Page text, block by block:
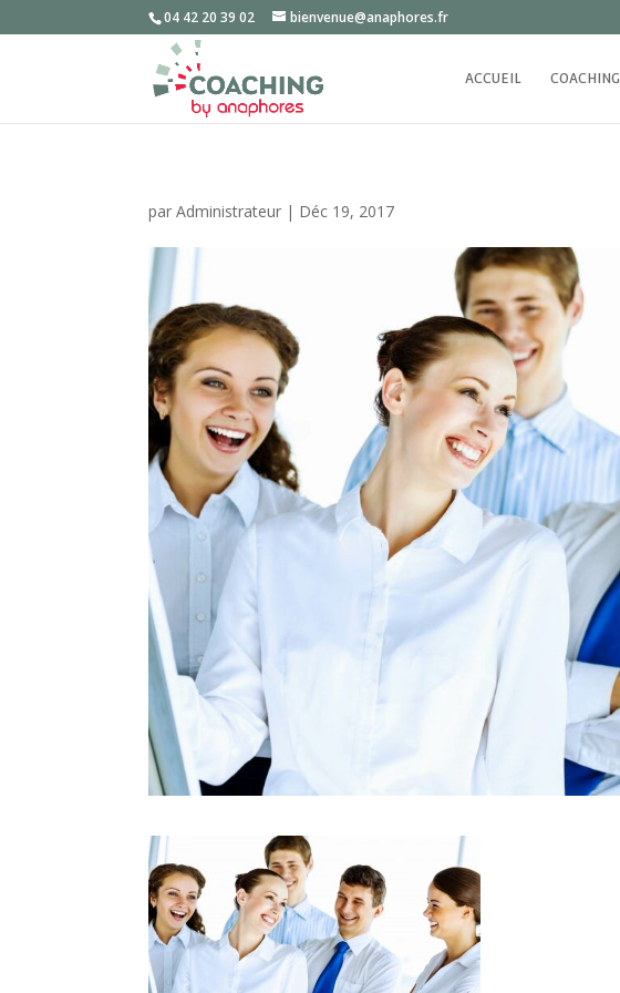
04 42 20 39 02 bienvenue@anaphores.fr
ACCUEIL COACHING
parAdministrateur | Déc 19, 2017